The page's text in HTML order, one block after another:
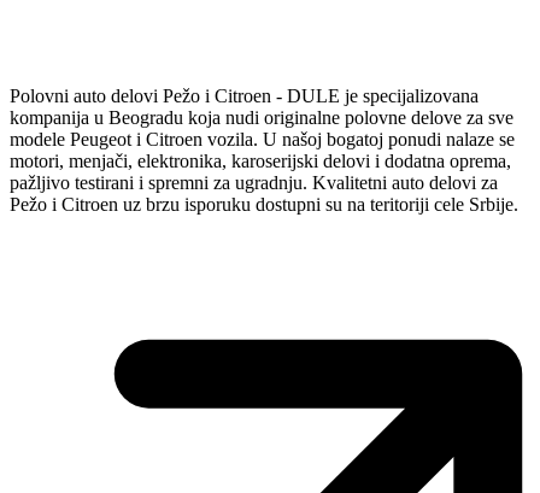
Polovni auto delovi Pežo i Citroen - DULE je specijalizovana
kompanija u Beogradu koja nudi originalne polovne delove za sve
modele Peugeot i Citroen vozila. U našoj bogatoj ponudi nalaze se
motori, menjači, elektronika, karoserijski delovi i dodatna oprema,
pažljivo testirani i spremni za ugradnju. Kvalitetni auto delovi za
Pežo i Citroen uz brzu isporuku dostupni su na teritoriji cele Srbije.